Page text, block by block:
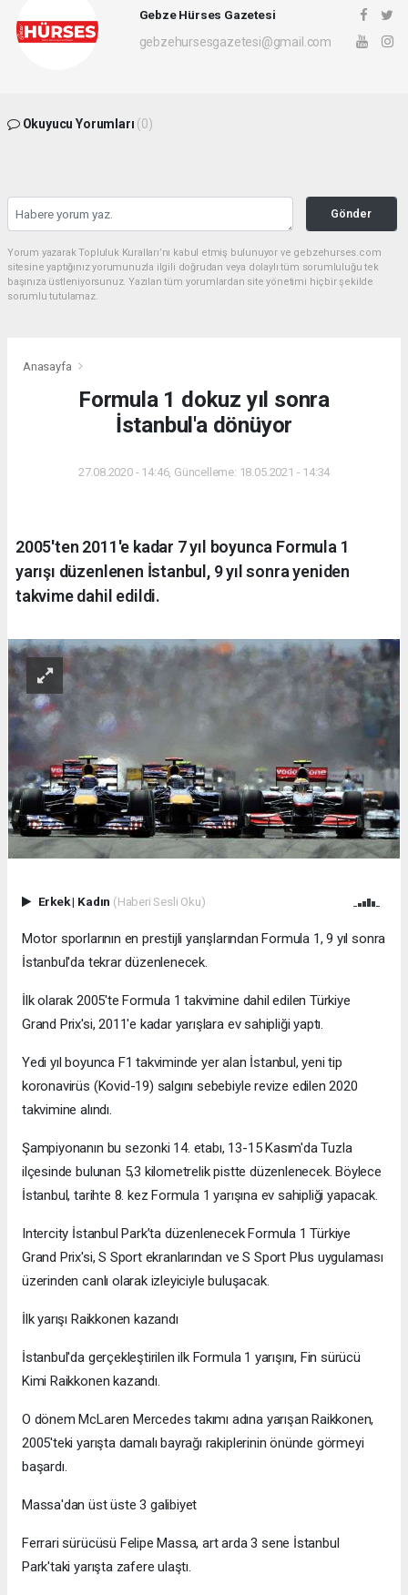
Gebze Hürses Gazetesi
gebzehursesgazetesi@gmail.com
Okuyucu Yorumları (0)
Gönder
Yorum yazarak Topluluk Kuralları’nı kabul etmiş bulunuyor ve gebzehurses.com
sitesine yaptığınız yorumunuzla ilgili doğrudan veya dolaylı tüm sorumluluğu tek
başınıza üstleniyorsunuz. Yazılan tüm yorumlardan site yönetimi hiçbir şekilde
sorumlu tutulamaz.
Anasayfa
Formula 1 dokuz yıl sonra
İstanbul'a dönüyor
27.08.2020 - 14:46, Güncelleme: 18.05.2021 - 14:34
2005'ten 2011'e kadar 7 yıl boyunca Formula 1
yarışı düzenlenen İstanbul, 9 yıl sonra yeniden
takvime dahil edildi.
Erkek| Kadın (Haberi Sesli Oku)
Motor sporlarının en prestijli yarışlarından Formula 1, 9 yıl sonra
İstanbul'da tekrar düzenlenecek.
İlk olarak 2005'te Formula 1 takvimine dahil edilen Türkiye
Grand Prix'si, 2011'e kadar yarışlara ev sahipliği yaptı.
Yedi yıl boyunca F1 takviminde yer alan İstanbul, yeni tip
koronavirüs (Kovid-19) salgını sebebiyle revize edilen 2020
takvimine alındı.
Şampiyonanın bu sezonki 14. etabı, 13-15 Kasım'da Tuzla
ilçesinde bulunan 5,3 kilometrelik pistte düzenlenecek. Böylece
İstanbul, tarihte 8. kez Formula 1 yarışına ev sahipliği yapacak.
Intercity İstanbul Park’ta düzenlenecek Formula 1 Türkiye
Grand Prix'si, S Sport ekranlarından ve S Sport Plus uygulaması
üzerinden canlı olarak izleyiciyle buluşacak.
İlk yarışı Raikkonen kazandı
İstanbul'da gerçekleştirilen ilk Formula 1 yarışını, Fin sürücü
Kimi Raikkonen kazandı.
O dönem McLaren Mercedes takımı adına yarışan Raikkonen,
2005'teki yarışta damalı bayrağı rakiplerinin önünde görmeyi
başardı.
Massa'dan üst üste 3 galibiyet
Ferrari sürücüsü Felipe Massa, art arda 3 sene İstanbul
Park'taki yarışta zafere ulaştı.